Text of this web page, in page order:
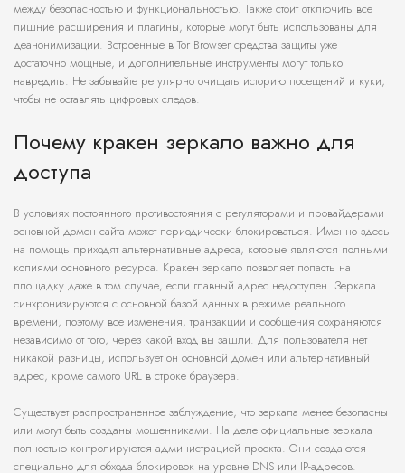
между безопасностью и функциональностью. Также стоит отключить все
лишние расширения и плагины, которые могут быть использованы для
деанонимизации. Встроенные в Tor Browser средства защиты уже
достаточно мощные, и дополнительные инструменты могут только
навредить. Не забывайте регулярно очищать историю посещений и куки,
чтобы не оставлять цифровых следов.
Почему кракен зеркало важно для
доступа
В условиях постоянного противостояния с регуляторами и провайдерами
основной домен сайта может периодически блокироваться. Именно здесь
на помощь приходят альтернативные адреса, которые являются полными
копиями основного ресурса. Кракен зеркало позволяет попасть на
площадку даже в том случае, если главный адрес недоступен. Зеркала
синхронизируются с основной базой данных в режиме реального
времени, поэтому все изменения, транзакции и сообщения сохраняются
независимо от того, через какой вход вы зашли. Для пользователя нет
никакой разницы, использует он основной домен или альтернативный
адрес, кроме самого URL в строке браузера.
Существует распространенное заблуждение, что зеркала менее безопасны
или могут быть созданы мошенниками. На деле официальные зеркала
полностью контролируются администрацией проекта. Они создаются
специально для обхода блокировок на уровне DNS или IP-адресов.